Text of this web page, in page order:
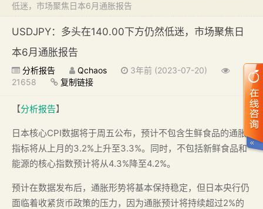
低迷，市场聚焦日本6月通胀报告
USDJPY：多头在140.00下方仍然低迷，市场聚焦日
本6月通胀报告
分析报告 Qchaos
3年前 (2023-07-20)
21658
复制链接
【分析报告】
日本核心CPI数据将于周五公布，预计不包含生鲜食品的通胀
指标将从上月的3.2%上升至3.3%。同时，不包括新鲜食品和
能源的核心指数预计将从4.3%降至4.2%。
预计在数据发布后，通胀形势将基本保持稳定，但日本央行仍
面临着收紧货币政策的压力，因为通胀预计将持续超过2%的